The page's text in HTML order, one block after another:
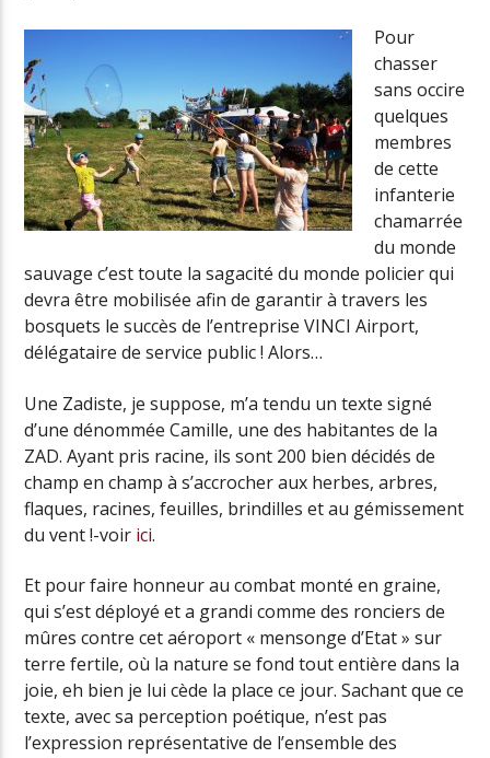
Pour
chasser
sans occire
quelques
membres
de cette
infanterie
chamarrée
du monde
sauvage c’est toute la sagacité du monde policier qui
devra être mobilisée afin de garantir à travers les
bosquets le succès de l’entreprise VINCI Airport,
délégataire de service public ! Alors…
Une Zadiste, je suppose, m’a tendu un texte signé
d’une dénommée Camille, une des habitantes de la
ZAD. Ayant pris racine, ils sont 200 bien décidés de
champ en champ à s’accrocher aux herbes, arbres,
flaques, racines, feuilles, brindilles et au gémissement
du vent !-voir ici.
Et pour faire honneur au combat monté en graine,
qui s’est déployé et a grandi comme des ronciers de
mûres contre cet aéroport « mensonge d’Etat » sur
terre fertile, où la nature se fond tout entière dans la
joie, eh bien je lui cède la place ce jour. Sachant que ce
texte, avec sa perception poétique, n’est pas
l’expression représentative de l’ensemble des